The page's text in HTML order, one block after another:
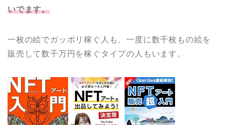
いでます。
一枚の絵でガッポリ稼ぐ人も、一度に数千枚もの絵を
販売して数千万円を稼ぐタイプの人もいます。